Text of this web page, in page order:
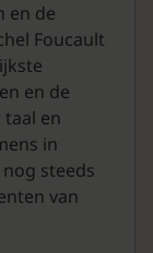
en de
Foucault
en de
en
in
steeds
van